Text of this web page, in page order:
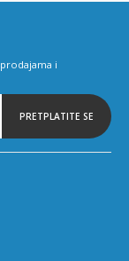
i
PRETPLATITE SE